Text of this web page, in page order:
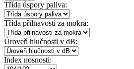
Třída úspory paliva:
Třída přilnavosti za mokra:
Úroveň hlučnosti v dB:
Index nosnosti: